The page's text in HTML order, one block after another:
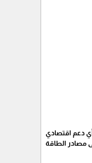
أي دعم اقتصادي
مصادر الطاقة